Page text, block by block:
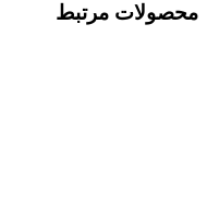
محصولات مرتبط